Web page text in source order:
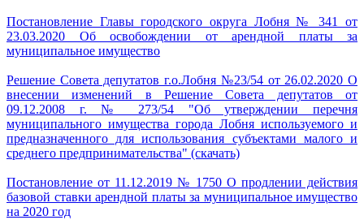
Постановление Главы городского округа Лобня № 341 от
23.03.2020 Об освобождении от арендной платы за
муниципальное имущество
Решение Совета депутатов г.о.Лобня №23/54 от 26.02.2020 О
внесении изменений в Решение Совета депутатов от
09.12.2008 г. № 273/54 "Об утверждении перечня
муниципального имущества города Лобня используемого и
предназначенного для использования субъектами малого и
среднего предпринимательства" (скачать)
Постановление от 11.12.2019 № 1750 О продлении действия
базовой ставки арендной платы за муниципальное имущество
на 2020 год